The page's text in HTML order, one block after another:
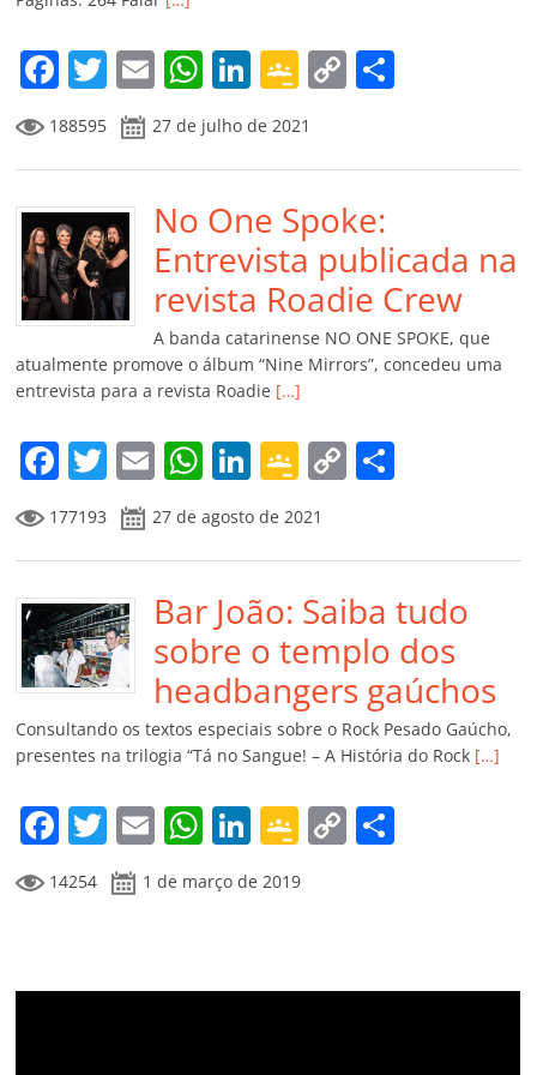
m
F
a
c
e
b
o
o
k
T
w
itt
er
E
m
ai
l
W
h
at
s
A
p
p
Li
n
k
e
dI
n
G
o
o
gl
e
Cl
a
ss
ro
o
m
C
y
Li
n
k
p
til
h
ar
188595 27 de julho de 2021
No One Spoke:
Entrevista publicada na
revista Roadie Crew
A banda catarinense NO ONE SPOKE, que
atualmente promove o álbum “Nine Mirrors”, concedeu uma
entrevista para a revista Roadie […]
F
a
c
e
b
o
o
k
T
w
itt
er
E
m
ai
l
W
at
s
A
p
p
Li
n
k
e
dI
n
G
o
o
gl
e
Cl
a
ss
ro
o
m
C
y
Li
n
k
p
ar
til
h
ar
177193 27 de agosto de 2021
Bar João: Saiba tudo
sobre o templo dos
headbangers gaúchos
Consultando os textos especiais sobre o Rock Pesado Gaúcho,
presentes na trilogia “Tá no Sangue! – A História do Rock […]
F
a
c
b
T
w
itt
E
m
ai
W
at
A
Li
n
k
dI
G
o
o
e
C
Li ar
14254 1 de março de 2019